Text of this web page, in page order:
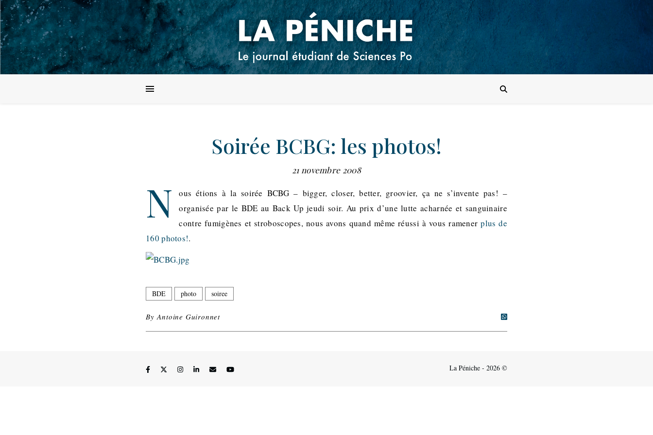
Soirée BCBG: les photos!
21 novembre 2008
N
ous étions à la soirée BCBG – bigger, closer, better, groovier, ça ne s’invente pas! –
organisée par le BDE au Back Up jeudi soir. Au prix d’une lutte acharnée et sanguinaire
contre fumigènes et stroboscopes, nous avons quand même réussi à vous ramenerplus de
160 photos!.
BDE photo soiree
ByAntoine Guironnet
La Péniche - 2026 ©